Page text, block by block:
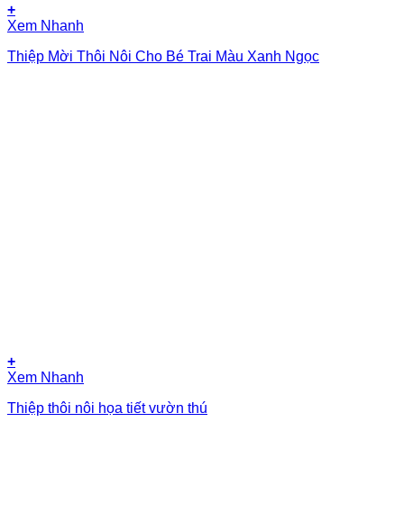
+
Xem Nhanh
Thiệp Mời Thôi Nôi Cho Bé Trai Màu Xanh Ngọc
+
Xem Nhanh
Thiệp thôi nôi họa tiết vườn thú